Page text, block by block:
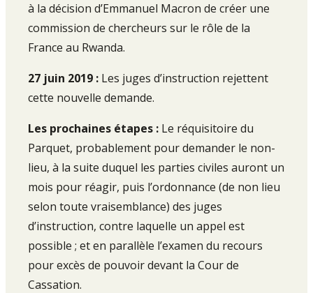
à la décision d’Emmanuel Macron de créer une
commission de chercheurs sur le rôle de la
France au Rwanda.
27 juin 2019 : Les juges d’instruction rejettent
cette nouvelle demande.
Les prochaines étapes : Le réquisitoire du
Parquet, probablement pour demander le non-
lieu, à la suite duquel les parties civiles auront un
mois pour réagir, puis l’ordonnance (de non lieu
selon toute vraisemblance) des juges
d’instruction, contre laquelle un appel est
possible ; et en parallèle l’examen du recours
pour excès de pouvoir devant la Cour de
Cassation.